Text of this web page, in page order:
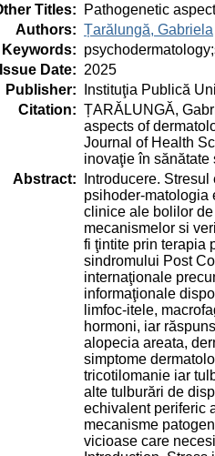
Titles:
Pathogenetic
Authors: Țarălungă, Gabriela
Keywords:
Issue Date: 2025
Publisher:
Instituţia Publică
Citation: ȚARĂLUNGĂ,
aspects of
Journal of Health
inovaţie în sănătate
Abstract:
Introducere.
psihoder-matologia
clinice ale bolilor
mecanismelor si
fi ţintite prin terapia
sindromului Post
internaţionale
informaţionale
limfoc-itele,
hormoni, iar
alopecia areata,
simptome
tricotilomanie iar
alte tulburări de
echivalent periferic
mecanisme
vicioase care